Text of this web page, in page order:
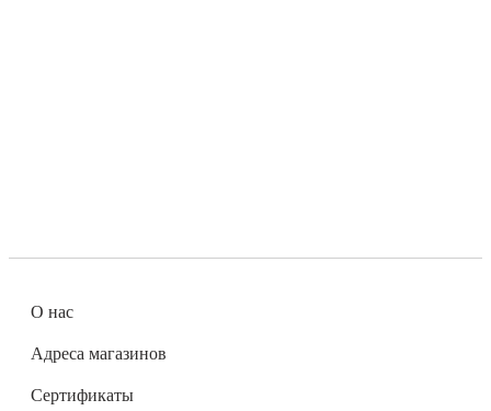
О нас
Адреса магазинов
Сертификаты